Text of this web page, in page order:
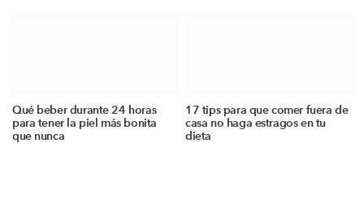
Qué beber durante 24 horas
para tener la piel más bonita
que nunca
17 tips para que comer fuera de
casa no haga estragos en tu
dieta